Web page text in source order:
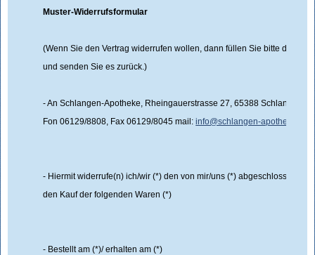
Muster-Widerrufsformular
(Wenn Sie den Vertrag widerrufen wollen, dann füllen Sie bitte dieses
und senden Sie es zurück.)
- An Schlangen-Apotheke, Rheingauerstrasse 27, 65388
Fon 06129/8808, Fax 06129/8045 mail:info@schlangen-apotheke.de
- Hiermit widerrufe(n) ich/wir (*) den von mir/uns (*) abgeschlossenen
den Kauf der folgenden Waren (*)
- Bestellt am (*)/ erhalten am (*)